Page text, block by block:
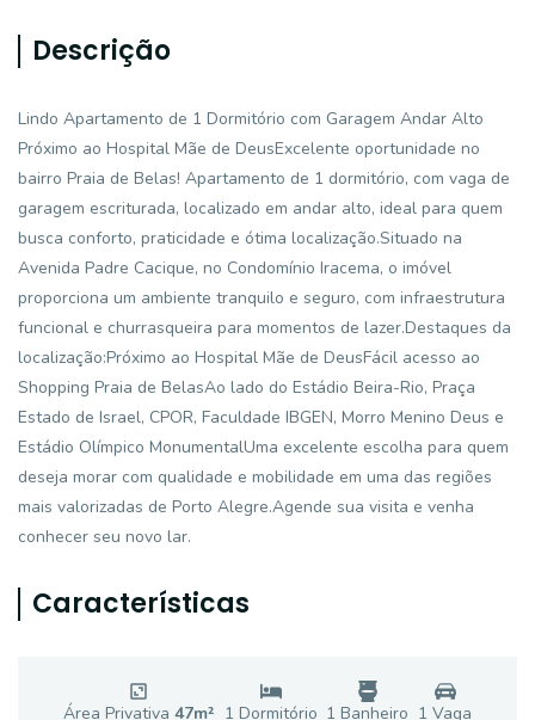
Descrição
Lindo Apartamento de 1 Dormitório com Garagem Andar Alto
Próximo ao Hospital Mãe de DeusExcelente oportunidade no
bairro Praia de Belas! Apartamento de 1 dormitório, com vaga de
garagem escriturada, localizado em andar alto, ideal para quem
busca conforto, praticidade e ótima localização.Situado na
Avenida Padre Cacique, no Condomínio Iracema, o imóvel
proporciona um ambiente tranquilo e seguro, com infraestrutura
funcional e churrasqueira para momentos de lazer.Destaques da
localização:Próximo ao Hospital Mãe de DeusFácil acesso ao
Shopping Praia de BelasAo lado do Estádio Beira-Rio, Praça
Estado de Israel, CPOR, Faculdade IBGEN, Morro Menino Deus e
Estádio Olímpico MonumentalUma excelente escolha para quem
deseja morar com qualidade e mobilidade em uma das regiões
mais valorizadas de Porto Alegre.Agende sua visita e venha
conhecer seu novo lar.
Características
Área Privativa 47m² 1 Dormitório 1 Banheiro 1 Vaga